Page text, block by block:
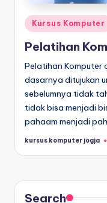
Kursus Komputer
Pelatihan
Pelatihan
dasarnya ditujukan
sebelumnya tidak
tidak bisa menjadi
pahaam menjadi
kursus komputer jogja
Search